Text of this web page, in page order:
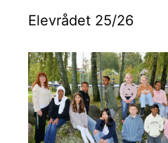
Elevrådet 25/26